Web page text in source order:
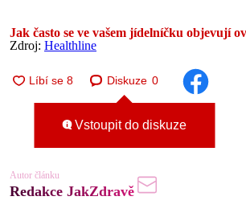
Jak často se ve vašem jídelníčku objevují
Zdroj: Healthline
Diskuze 0
Vstoupit do diskuze
Autor článku
Redakce JakZdravě